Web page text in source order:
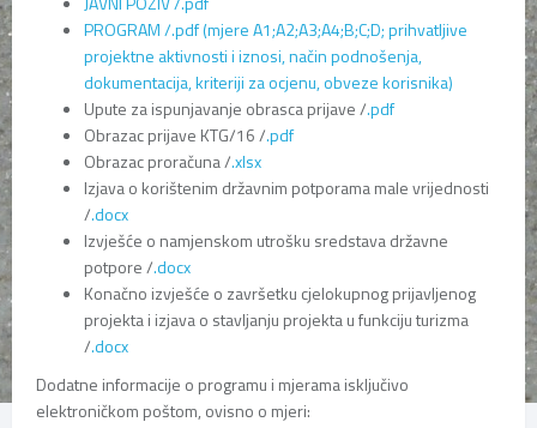
PROGRAM /.pdf (mjere A1;A2;A3;A4;B;C;D; prihvatljive
projektne aktivnosti i iznosi, način podnošenja,
dokumentacija, kriteriji za ocjenu, obveze korisnika)
Upute za ispunjavanje obrasca prijave /.pdf
Obrazac prijave KTG/16 /.pdf
Obrazac proračuna /.xlsx
Izjava o korištenim državnim potporama male vrijednosti
/.docx
Izvješće o namjenskom utrošku sredstava državne
potpore /.docx
Konačno izvješće o završetku cjelokupnog prijavljenog
projekta i izjava o stavljanju projekta u funkciju turizma
/.docx
Dodatne informacije o programu i mjerama isključivo
elektroničkom poštom, ovisno o mjeri: